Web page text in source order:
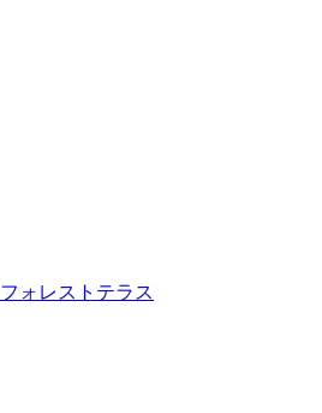
ォレストテラス